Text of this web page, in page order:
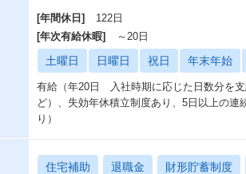
[年間休日]
122日
[年次有給休暇]
～20日
土曜日 日曜日 祝日 年末年始
有給（年20日 入社時期に応じた日数分を
ど）、失効年休積立制度あり、5日以上の
り）
住宅補助 退職金 財形貯蓄制度